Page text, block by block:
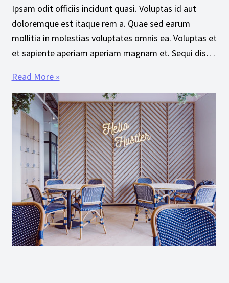
Ipsam odit officiis incidunt quasi. Voluptas id aut
doloremque est itaque rem a. Quae sed earum
mollitia in molestias voluptates omnis ea. Voluptas et
et sapiente aperiam aperiam magnam et. Sequi dis…
Read More »